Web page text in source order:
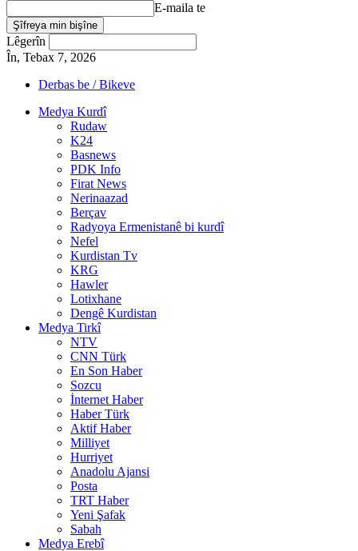
E-maila te
Lêgerîn
În, Tebax 7, 2026
Derbas be / Bikeve
Medya Kurdî
Rudaw
K24
Basnews
PDK Info
Firat News
Nerinaazad
Berçav
Radyoya Ermenistanê bi kurdî
Nefel
Kurdistan Tv
KRG
Hawler
Lotixhane
Dengê Kurdistan
Medya Tirkî
NTV
CNN Türk
En Son Haber
Sozcu
İnternet Haber
Haber Türk
Aktif Haber
Milliyet
Hurriyet
Anadolu Ajansi
Posta
TRT Haber
Yeni Şafak
Sabah
Medya Erebî